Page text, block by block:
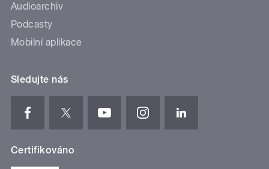
Audioarchiv
Podcasty
Mobilní aplikace
Sledujte nás
Certifikováno